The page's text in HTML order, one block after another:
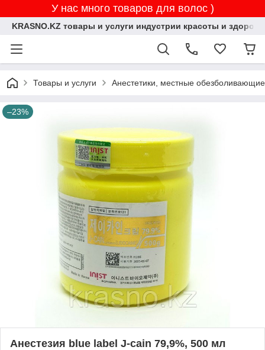
У нас много товаров для волос )
KRASNO.KZ товары и услуги индустрии красоты и
Товары и услуги Анестетики, местные
–23%
Анестезия blue label J-cain 79,9%, 500 мл